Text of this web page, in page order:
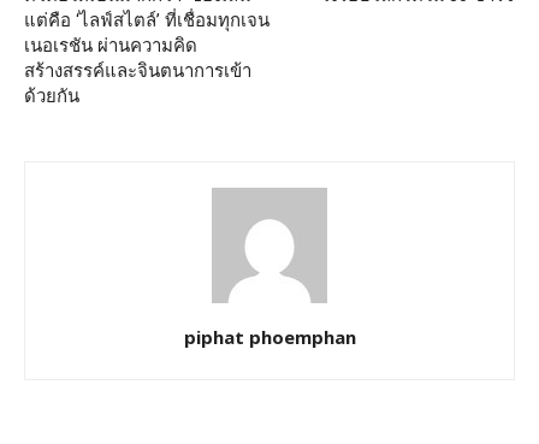
แต่คือ ‘ไลฟ์สไตล์’ ที่เชื่อมทุกเจน
เนอเรชัน ผ่านความคิด
สร้างสรรค์และจินตนาการเข้า
ด้วยกัน
piphat phoemphan